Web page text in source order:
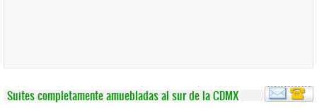
Suites completamente amuebladas al sur de la CDMX